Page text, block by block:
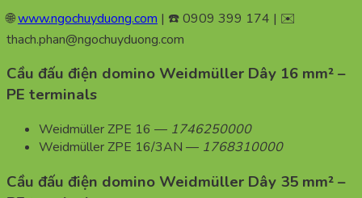
🌐www.ngochuyduong.com | ☎️ 0909 399 174 | ✉️
thach.phan@ngochuyduong.com
Cầu đấu điện domino Weidmüller Dây 16 mm² –
PE terminals
Weidmüller ZPE 16 — 1746250000
Weidmüller ZPE 16/3AN — 1768310000
Cầu đấu điện domino Weidmüller Dây 35 mm² –